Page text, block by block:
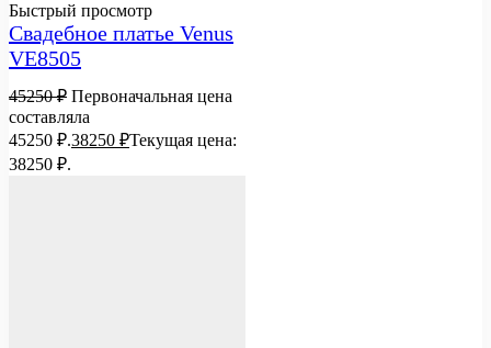
Быстрый просмотр
Свадебное платье Venus
VE8505
45250₽ Первоначальная цена
составляла
45250 ₽.38250 ₽Текущая цена:
38250 ₽.